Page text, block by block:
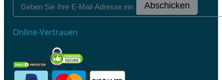
Abschicken
Online-Vertrauen